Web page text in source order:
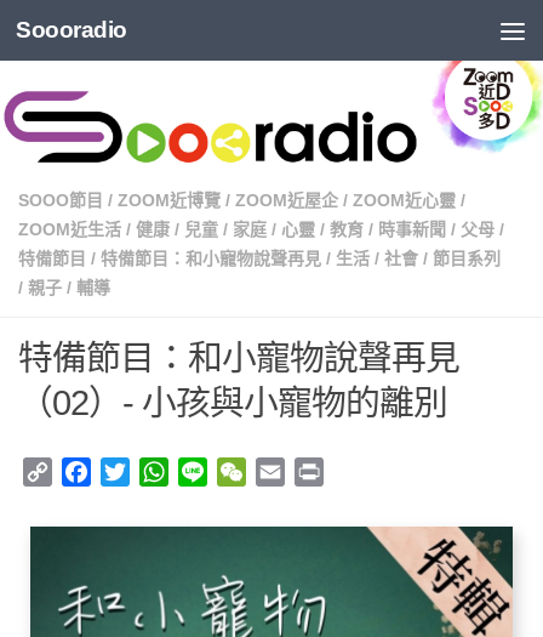
Soooradio
SOOO節目 / ZOOM近博覽 / ZOOM近屋企 / ZOOM近心靈 /
ZOOM近生活 / 健康 / 兒童 / 家庭 / 心靈 / 教育 / 時事新聞 / 父母 /
特備節目 / 特備節目：和小寵物說聲再見 / 生活 / 社會 / 節目系列
/ 親子 / 輔導
特備節目：和小寵物說聲再見
（02）- 小孩與小寵物的離別
Copy
Facebook
TwitterWhatsApp
Line WeChat
Email